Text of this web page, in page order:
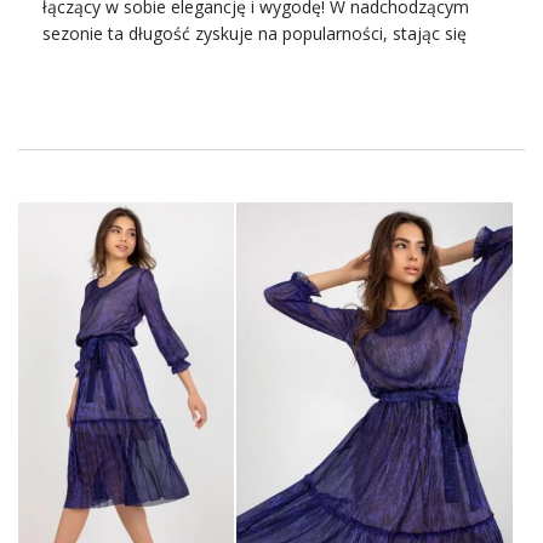
łączący w sobie elegancję i wygodę! W nadchodzącym
sezonie ta długość zyskuje na popularności, stając się
jednocześnie pozwala na swobodę ruchu, co jest
kluczowe podczas tańców i zabawy do białego rana. W
tym artykule przyjrzymy się, dlaczego sukienka koktajlowa
midi jest idealnym wyborem na wesele oraz jak wybrać
model, który najlepiej podkreśli Twoje atuty!
Odkryj długość midi – najgorętszy
fason sukienek na lato!
Sukienka koktajlowa midi na weseleto najgorętszytrend
tego lata, który podbił serca miłośniczek mody na całym